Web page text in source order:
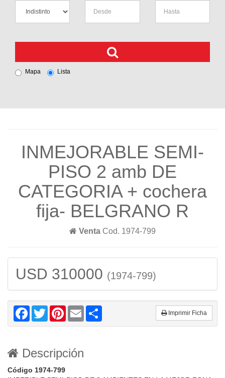
Mapa Lista
INMEJORABLE SEMI-
PISO 2 amb DE
CATEGORIA + cochera
fija- BELGRANO R
Venta Cod. 1974-799
USD 310000 (1974-799)
Facebook
TwitterPinterest
Email Imprimir Ficha
Descripción
Código 1974-799